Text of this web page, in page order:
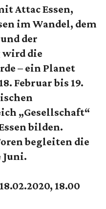
Attac Essen,
im Wandel, dem
der
die
– ein Planet
Februar bis 19.
„Gesellschaft“
bilden.
begleiten die
18.00